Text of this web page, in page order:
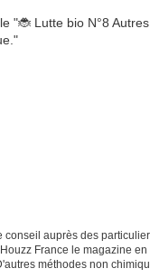
conseil auprès des
France le magazine
méthodes non